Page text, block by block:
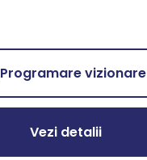
Programare vizionare
Vezi detalii